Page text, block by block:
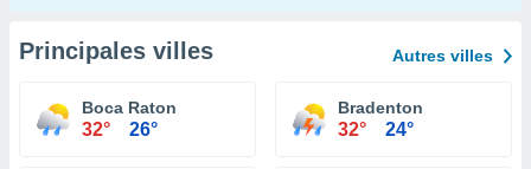
Principales villes Autres villes
Boca Raton
32° 26°
Bradenton
32° 24°